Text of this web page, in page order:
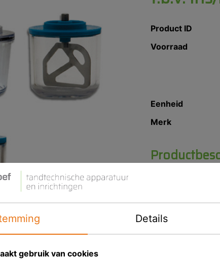
Product ID
Voorraad
Eenheid
Merk
Mengbeker
Mengbeker
Details
gebruik van cookies